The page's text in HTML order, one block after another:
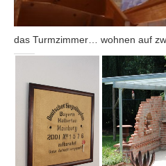
das Turmzimmer… wohnen auf